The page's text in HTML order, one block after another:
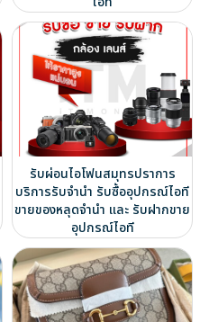
รับผ่อนไอโฟนสมุทรปราการ
บริการรับจำนำ รับซื้ออุปกรณ์ไอที
ขายของหลุดจำนำ และ รับฝากขาย
อุปกรณ์ไอที